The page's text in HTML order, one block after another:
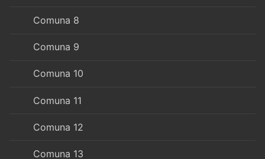
Comuna 8
Comuna 9
Comuna 10
Comuna 11
Comuna 12
Comuna 13